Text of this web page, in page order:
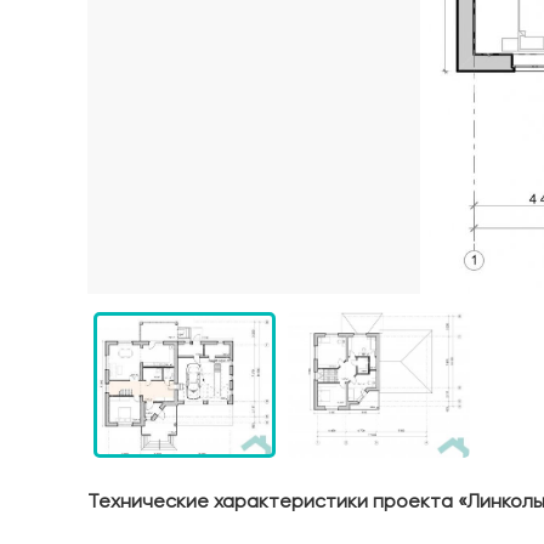
Технические характеристики проекта